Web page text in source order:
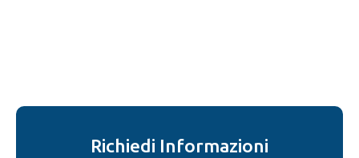
Richiedi Informazioni